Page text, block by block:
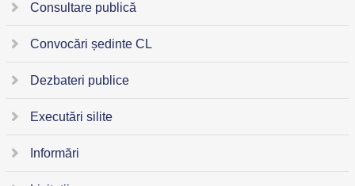
Consultare publică
Convocări ședinte CL
Dezbateri publice
Executări silite
Informări